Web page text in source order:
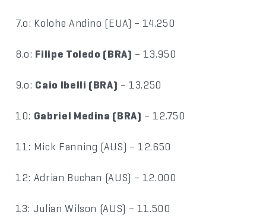
7.o: Kolohe Andino (EUA) – 14.250
8.o: Filipe Toledo (BRA) – 13.950
9.o: Caio Ibelli (BRA) – 13.250
10: Gabriel Medina (BRA) – 12.750
11: Mick Fanning (AUS) – 12.650
12: Adrian Buchan (AUS) – 12.000
13: Julian Wilson (AUS) – 11.500